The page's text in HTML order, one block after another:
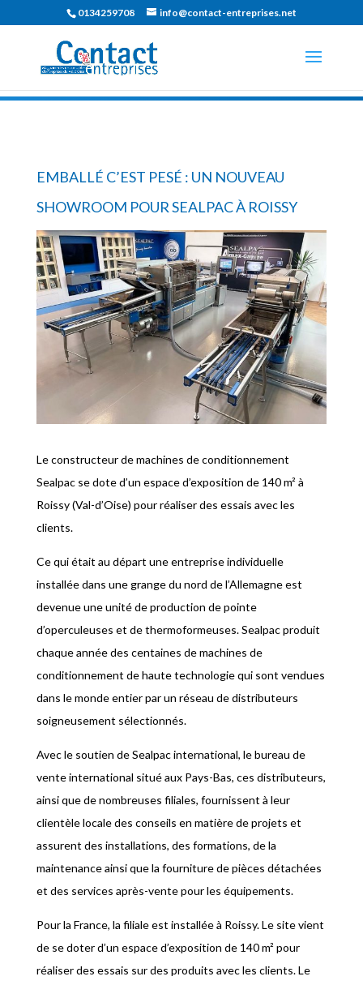
0134259708 info@contact-entreprises.net
EMBALLÉ C’EST PESÉ : UN NOUVEAU
SHOWROOM POUR SEALPAC À ROISSY
Le constructeur de machines de conditionnement
Sealpac se dote d’un espace d’exposition de 140 m² à
Roissy (Val-d’Oise) pour réaliser des essais avec les
clients.
Ce qui était au départ une entreprise individuelle
installée dans une grange du nord de l’Allemagne est
devenue une unité de production de pointe
d’operculeuses et de thermoformeuses. Sealpac produit
chaque année des centaines de machines de
conditionnement de haute technologie qui sont vendues
dans le monde entier par un réseau de distributeurs
soigneusement sélectionnés.
Avec le soutien de Sealpac international, le bureau de
vente international situé aux Pays-Bas, ces distributeurs,
ainsi que de nombreuses filiales, fournissent à leur
clientèle locale des conseils en matière de projets et
assurent des installations, des formations, de la
maintenance ainsi que la fourniture de pièces détachées
et des services après-vente pour les équipements.
Pour la France, la filiale est installée à Roissy. Le site vient
de se doter d’un espace d’exposition de 140 m² pour
réaliser des essais sur des produits avec les clients. Le